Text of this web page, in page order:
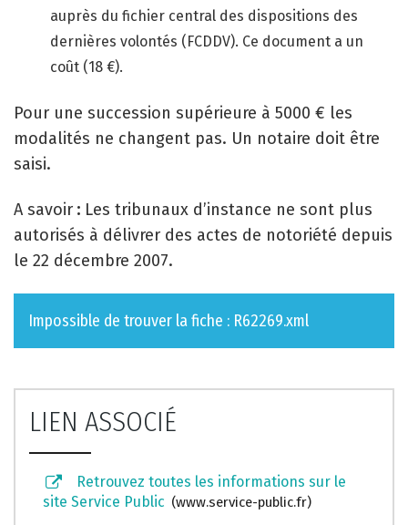
auprès du fichier central des dispositions des
dernières volontés (FCDDV). Ce document a un
coût (18 €).
Pour une succession supérieure à 5000 € les
modalités ne changent pas. Un notaire doit être
saisi.
A savoir : Les tribunaux d’instance ne sont plus
autorisés à délivrer des actes de notoriété depuis
le 22 décembre 2007.
Impossible de trouver la fiche : R62269.xml
LIEN ASSOCIÉ
Retrouvez toutes les informations sur le
site Service Public
www.service-public.fr